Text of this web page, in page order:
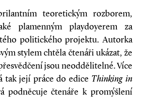
teoretickým rozborem,
plamenným playdoyerem za
politického projektu. Autorka
stylem chtěla čtenáři ukázat, že
jsou neoddělitelné. Více
tak její práce do edice Thinking in
podněcuje čtenáře k promýšlení